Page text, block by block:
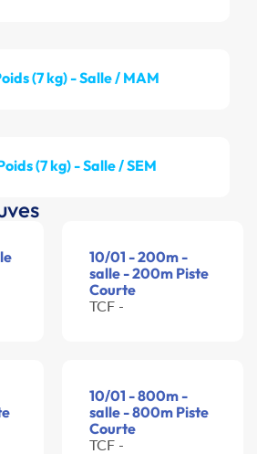
(7 kg) - Salle / MAM
(7 kg) - Salle / SEM
10/01 - 200m -
salle - 200m Piste
Courte
TCF -
10/01 - 800m -
salle - 800m Piste
Courte
TCF -